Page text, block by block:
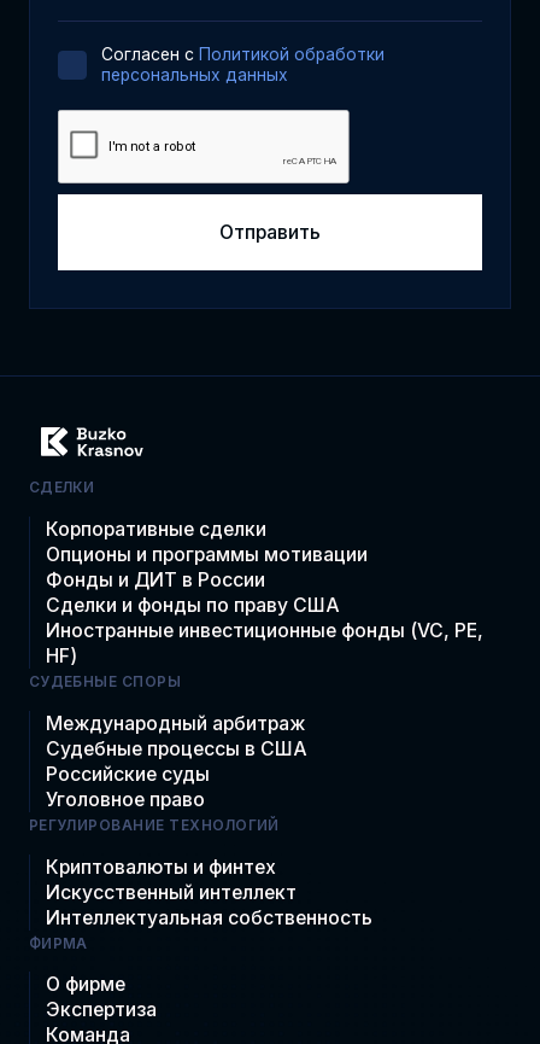
Cогласен с Политикой обработки
персональных данных
СДЕЛКИ
Корпоративные сделки
Опционы и программы мотивации
Фонды и ДИТ в России
Сделки и фонды по праву США
Иностранные инвестиционные фонды (VC, PE,
HF)
СУДЕБНЫЕ СПОРЫ
Международный арбитраж
Судебные процессы в США
Российские суды
Уголовное право
РЕГУЛИРОВАНИЕ ТЕХНОЛОГИЙ
Криптовалюты и финтех
Искусственный интеллект
Интеллектуальная собственность
ФИРМА
О фирме
Экспертиза
Команда